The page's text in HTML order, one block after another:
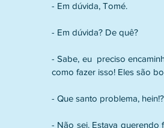
- Em dúvida, Tomé.
- Em dúvida? De quê?
- Sabe, eu  preciso
como fazer isso! Eles são
- Que santo problema,
- Não sei. Estava querendo